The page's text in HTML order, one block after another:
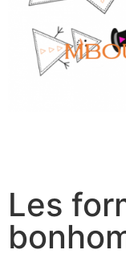
Les